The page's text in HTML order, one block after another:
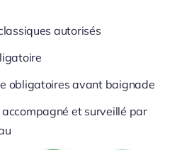
autorisés
obligatoires avant baignade
et surveillé par